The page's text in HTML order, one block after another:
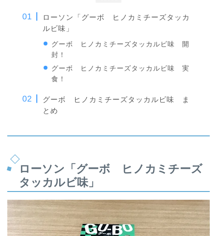
ローソン「グーボ ヒノカミチーズタッカ
ルビ味」
グーボ ヒノカミチーズタッカルビ味 開
封！
グーボ ヒノカミチーズタッカルビ味 実
食！
グーボ ヒノカミチーズタッカルビ味 ま
とめ
ローソン「グーボ ヒノカミチーズ
タッカルビ味」